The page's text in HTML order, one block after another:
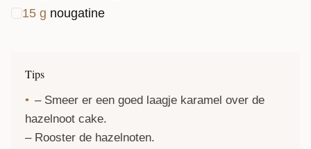
15 g nougatine
Tips
– Smeer er een goed laagje karamel over de
hazelnoot cake.
– Rooster de hazelnoten.